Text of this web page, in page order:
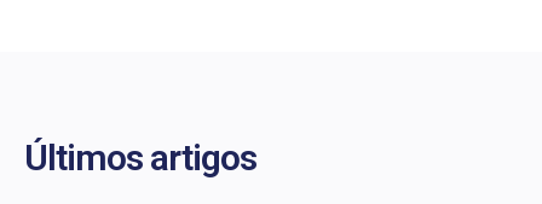
Últimos artigos